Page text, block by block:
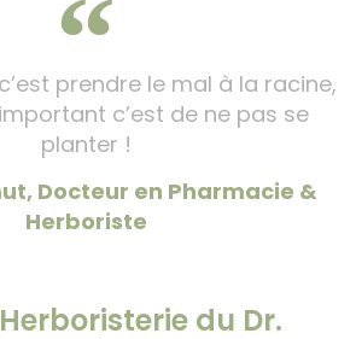
prendre le mal à la racine,
c’est de ne pas se
planter !
Docteur en Pharmacie &
Herboriste
du Dr.